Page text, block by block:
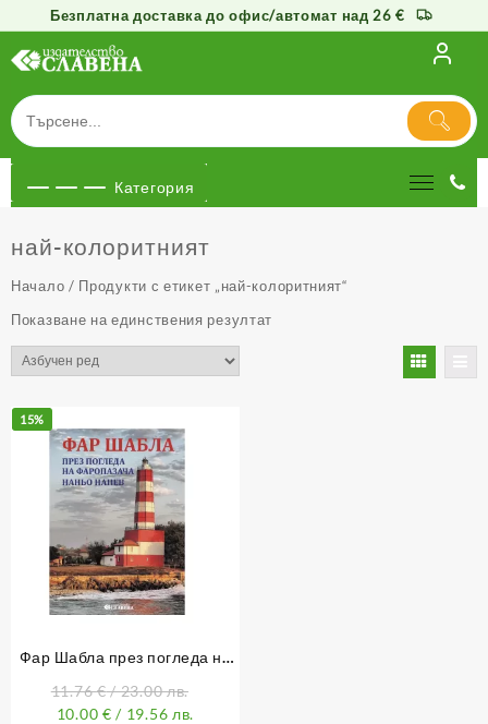
Безплатна доставка до офис/автомат над 26 €
съдържанието
Категория
най-колоритният
Начало / Продукти с етикет „най-колоритният“
Показване на единствения резултат
15%
Фар Шабла през погледа на
11.76€/ 23.00 лв.
10.00 € / 19.56 лв.